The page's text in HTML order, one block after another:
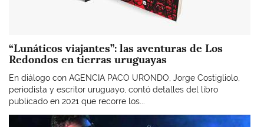
“Lunáticos viajantes”: las aventuras de Los
Redondos en tierras uruguayas
En diálogo con AGENCIA PACO URONDO, Jorge Costigliolo,
periodista y escritor uruguayo, contó detalles del libro
publicado en 2021 que recorre los...